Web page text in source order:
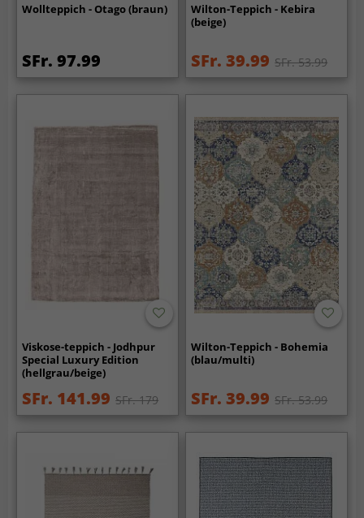
Wollteppich - Otago (braun)
SFr. 97.99
Wilton-Teppich - Kebira
(beige)
SFr. 39.99 SFr. 53.99
Viskose-teppich - Jodhpur
Special Luxury Edition
(hellgrau/beige)
SFr. 141.99 SFr. 179
Wilton-Teppich - Bohemia
(blau/multi)
SFr. 39.99 SFr. 53.99